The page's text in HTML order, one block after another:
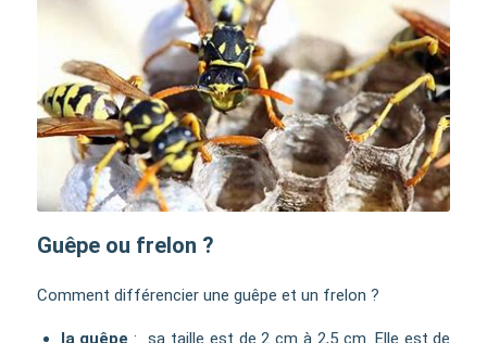
Guêpe ou frelon ?
Comment différencier une guêpe et un frelon ?
la guêpe : sa taille est de 2 cm à 2,5 cm. Elle est de